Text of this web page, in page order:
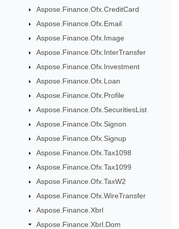
Aspose.Finance.Ofx.CreditCard
Aspose.Finance.Ofx.Email
Aspose.Finance.Ofx.Image
Aspose.Finance.Ofx.InterTransfer
Aspose.Finance.Ofx.Investment
Aspose.Finance.Ofx.Loan
Aspose.Finance.Ofx.Profile
Aspose.Finance.Ofx.SecuritiesList
Aspose.Finance.Ofx.Signon
Aspose.Finance.Ofx.Signup
Aspose.Finance.Ofx.Tax1098
Aspose.Finance.Ofx.Tax1099
Aspose.Finance.Ofx.TaxW2
Aspose.Finance.Ofx.WireTransfer
Aspose.Finance.Xbrl
Aspose.Finance.Xbrl.Dom